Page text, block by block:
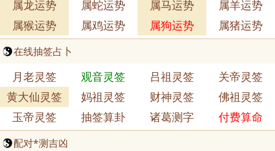
属龙运势 属蛇运势 属马运势
属羊运势
属猴运势
属鸡运势 属狗运势 属猪运势
在线抽签占卜
月老灵签 观音灵签 吕祖灵签
关帝灵签
黄大仙灵签
妈祖灵签 财神灵签
佛祖灵签
玉帝灵签
抽签算卦 诸葛测字 付费算命
配对*测吉凶